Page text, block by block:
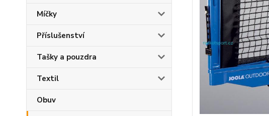
Míčky
Příslušenství
Tašky a pouzdra
Textil
Obuv